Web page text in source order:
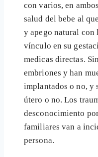
con varios, en
salud del bebe al
y apego natural con
vínculo en su
medicas directas.
embriones y han
implantados o no, y
útero o no. Los
desconocimiento
familiares van a
persona.